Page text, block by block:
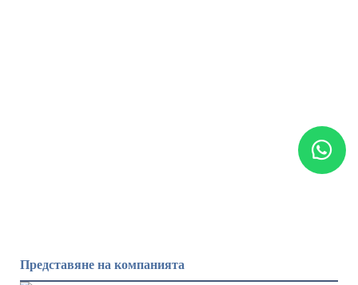
Представяне на компанията